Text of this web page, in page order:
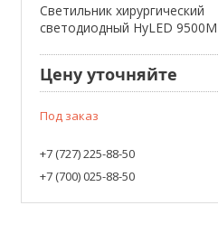
Светильник хирургический
светодиодный HyLED 9500M
Цену уточняйте
Под заказ
+7 (727) 225-88-50
+7 (700) 025-88-50